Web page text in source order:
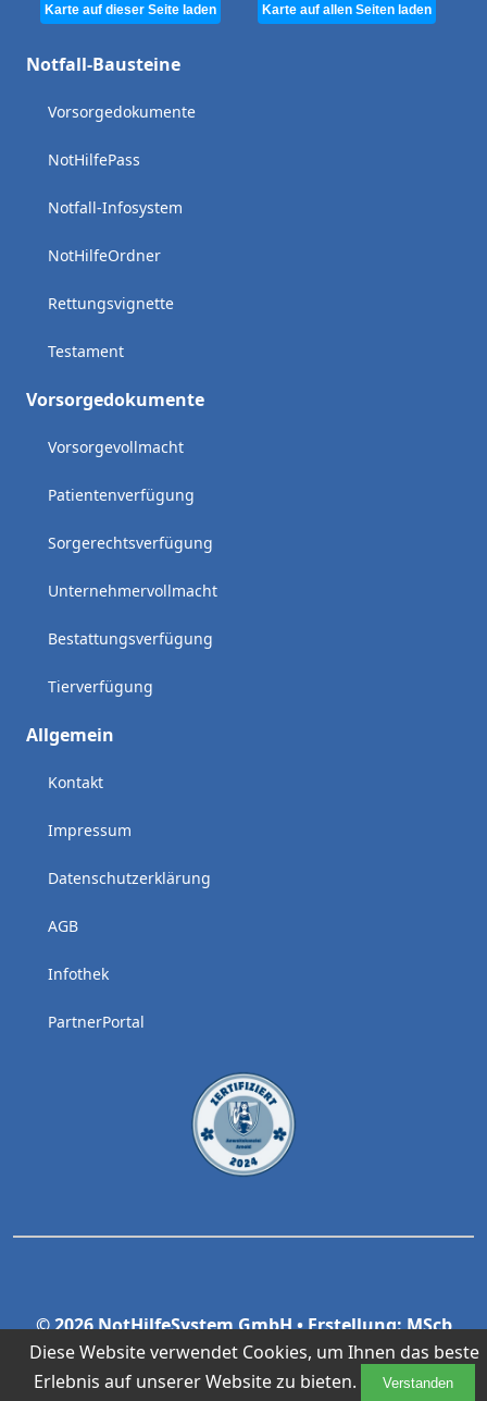
Diese Website verwendet Cookies, um Ihnen das beste
Erlebnis auf unserer Website zu bieten.
Verstanden
Karte auf dieser Seite laden Karte auf allen Seiten laden
Notfall-Bausteine
Vorsorgedokumente
NotHilfePass
Notfall-Infosystem
NotHilfeOrdner
Rettungsvignette
Testament
Vorsorgedokumente
Vorsorgevollmacht
Patientenverfügung
Sorgerechtsverfügung
Unternehmervollmacht
Bestattungsverfügung
Tierverfügung
Allgemein
Kontakt
Impressum
Datenschutzerklärung
AGB
Infothek
PartnerPortal
© 2026 NotHilfeSystem GmbH • Erstellung: MScb
GmbH & Co.KG
www.mscb.it